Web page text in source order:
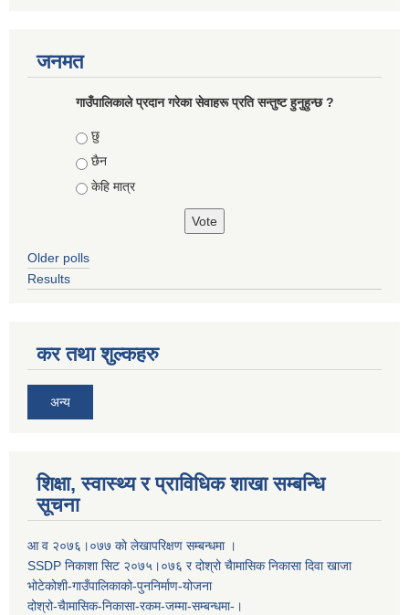
जनमत
गाउँपालिकाले प्रदान गरेका सेवाहरू प्रति सन्तुष्ट हुनुहुन्छ ?
Choices
छु
छैन
केहि मात्र
Older polls
Results
कर तथा शुल्कहरु
अन्य
शिक्षा, स्वास्थ्य र प्राविधिक शाखा सम्बन्धि
सूचना
आ व २०७६।०७७ काे लेखापरिक्षण सम्बन्धमा ।
SSDP निकाशा सिट २०७५।०७६ र दोश्रो चैामासिक निकासा दिवा खाजा
भोटेकोशी-गाउँपालिकाको-पुननिर्माण-योजना
दोश्रो-चैामासिक-निकासा-रकम-जम्मा-सम्बन्धमा-।